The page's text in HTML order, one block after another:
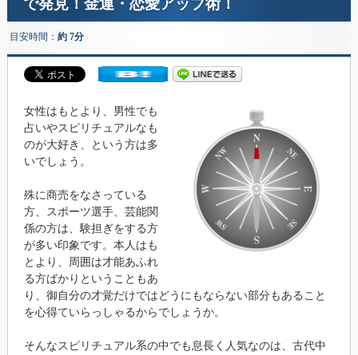
目安時間： 約 7分
女性はもとより、男性でも
占いやスピリチュアルなも
のが大好き、という方は多
いでしょう。
殊に商売をなさっている
方、スポーツ選手、芸能関
係の方は、験担ぎをする方
が多い印象です。本人はも
とより、周囲は才能あふれ
る方ばかりということもあ
り、御自分の才覚だけではどうにもならない部分もあること
を心得ていらっしゃるからでしょうか。
そんなスピリチュアル系の中でも息長く人気なのは、古代中